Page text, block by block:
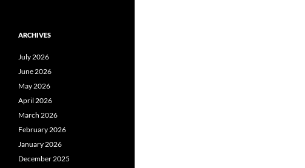
ARCHIVES
July 2026
June 2026
May 2026
April 2026
March 2026
February 2026
January 2026
December 2025